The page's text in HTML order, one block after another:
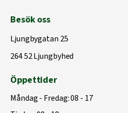
Besök oss
Ljungbygatan 25
264 52 Ljungbyhed
Öppettider
Måndag - Fredag: 08 - 17